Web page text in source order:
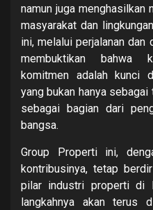
namun juga
masyarakat dan
ini, melalui perjalanan
membuktikan bahwa
komitmen adalah kunci
yang bukan hanya
sebagai bagian dari
bangsa.
Group Properti ini,
kontribusinya, tetap
pilar industri properti di
langkahnya akan terus